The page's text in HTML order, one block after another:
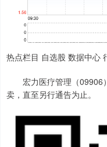
热点栏目 自选股 数据中心
宏力医疗管理（09906
卖，直至另行通告为止。